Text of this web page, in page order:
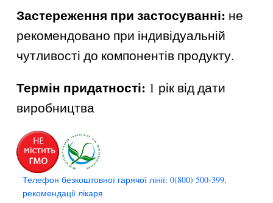
Застереження при застосуванні: не
рекомендовано при індивідуальній
чутливості до компонентів продукту.
Термін придатності: 1 рік від дати
виробництва
Телефон безкоштовної гарячої лінії: 0(800) 500-399,
рекомендації лікаря